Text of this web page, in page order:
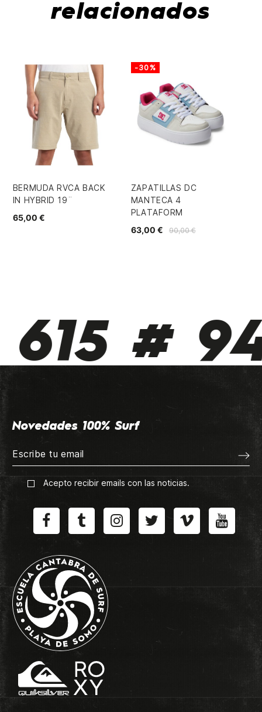
relacionados
BERMUDA RVCA BACK
IN HYBRID 19¨
65,00 €
ZAPATILLAS DC
MANTECA 4
PLATAFORM
90,00 €
63,00 €
-30%
#
Novedades 100% Surf
Acepto recibir emails con las noticias.